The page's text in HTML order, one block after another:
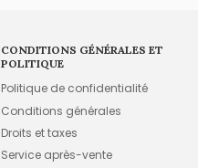
CONDITIONS GÉNÉRALES ET
POLITIQUE
Politique de confidentialité
Conditions générales
Droits et taxes
Service après-vente